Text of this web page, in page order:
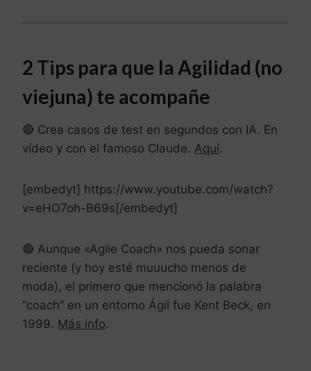
2 Tips para que la Agilidad (no
viejuna) te acompañe
🔴 Crea casos de test en segundos con IA. En
vídeo y con el famoso Claude. Aquí.
[embedyt] https://www.youtube.com/watch?
v=eHO7oh-B69s[/embedyt]
🔴 Aunque «Agile Coach» nos pueda sonar
reciente (y hoy esté muuucho menos de
moda), el primero que mencionó la palabra
“coach” en un entorno Ágil fue Kent Beck, en
1999. Más info.